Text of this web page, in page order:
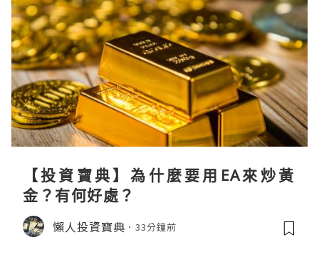
【投資寶典】為什麼要用EA來炒黃
金？有何好處？
懶人投資寶典 33分鐘前